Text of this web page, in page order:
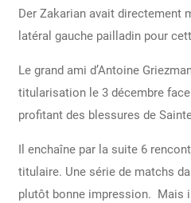
Der Zakarian avait directement
latéral gauche pailladin pour
Le grand ami d’Antoine
titularisation le 3 décembre face
profitant des blessures de
Il enchaîne par la suite 6
titulaire. Une série de matchs
plutôt bonne impression. Mais